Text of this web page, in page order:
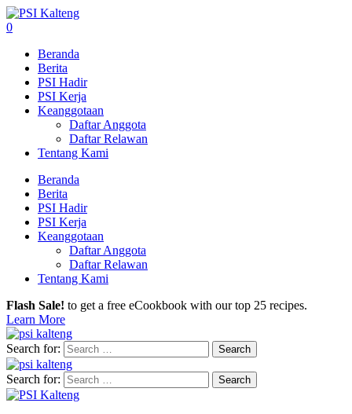
0
Beranda
Berita
PSI Hadir
PSI Kerja
Keanggotaan
Daftar Anggota
Daftar Relawan
Tentang Kami
Beranda
Berita
PSI Hadir
PSI Kerja
Keanggotaan
Daftar Anggota
Daftar Relawan
Tentang Kami
Flash Sale! to get a free eCookbook with our top 25 recipes.
Learn More
Search for:
Search for: